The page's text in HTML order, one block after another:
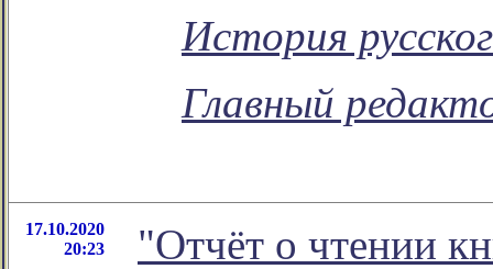
История
Главный
17.10.2020
20:23
"Отчёт о чтении